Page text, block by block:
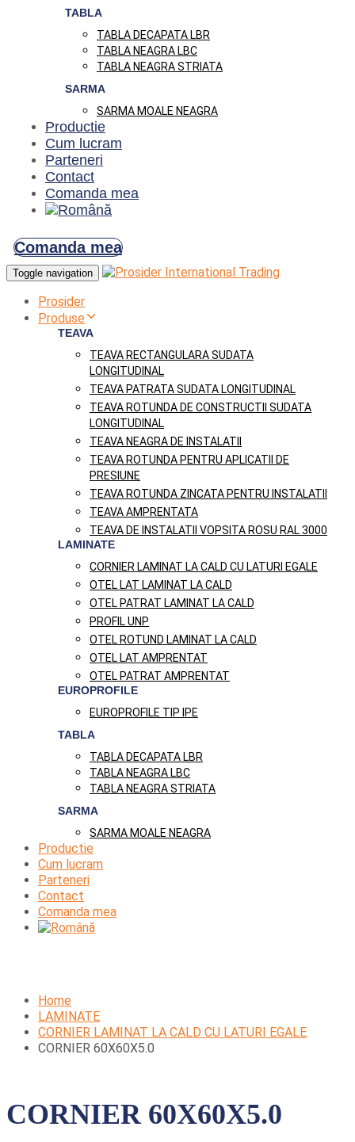
TABLA
TABLA DECAPATA LBR
TABLA NEAGRA LBC
TABLA NEAGRA STRIATA
SARMA
SARMA MOALE NEAGRA
Productie
Cum lucram
Parteneri
Contact
Comanda mea
Comanda mea
Toggle navigation
Prosider
Produse
TEAVA
TEAVA RECTANGULARA SUDATA
LONGITUDINAL
TEAVA PATRATA SUDATA LONGITUDINAL
TEAVA ROTUNDA DE CONSTRUCTII SUDATA
LONGITUDINAL
TEAVA NEAGRA DE INSTALATII
TEAVA ROTUNDA PENTRU APLICATII DE
PRESIUNE
TEAVA ROTUNDA ZINCATA PENTRU INSTALATII
TEAVA AMPRENTATA
TEAVA DE INSTALATII VOPSITA ROSU RAL 3000
LAMINATE
CORNIER LAMINAT LA CALD CU LATURI EGALE
OTEL LAT LAMINAT LA CALD
OTEL PATRAT LAMINAT LA CALD
PROFIL UNP
OTEL ROTUND LAMINAT LA CALD
OTEL LAT AMPRENTAT
OTEL PATRAT AMPRENTAT
EUROPROFILE
EUROPROFILE TIP IPE
TABLA
TABLA DECAPATA LBR
TABLA NEAGRA LBC
TABLA NEAGRA STRIATA
SARMA
SARMA MOALE NEAGRA
Productie
Cum lucram
Parteneri
Contact
Comanda mea
Home
LAMINATE
CORNIER LAMINAT LA CALD CU LATURI EGALE
CORNIER 60X60X5.0
CORNIER 60X60X5.0